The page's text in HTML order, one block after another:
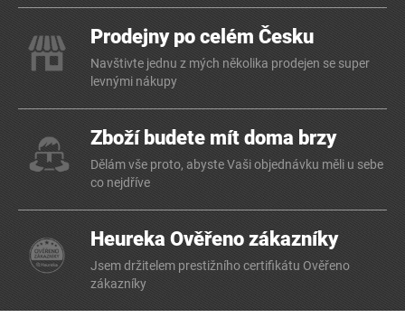
Prodejny po celém Česku
Navštivte jednu z mých několika prodejen se super
levnými nákupy
Zboží budete mít doma brzy
Dělám vše proto, abyste Vaši objednávku měli u sebe
co nejdříve
Heureka Ověřeno zákazníky
Jsem držitelem prestižního certifikátu Ověřeno
zákazníky